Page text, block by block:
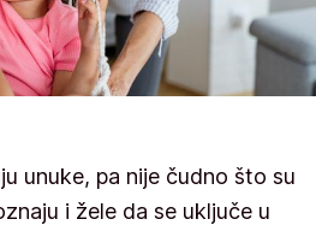
unuke, pa nije čudno što su
i žele da se uključe u